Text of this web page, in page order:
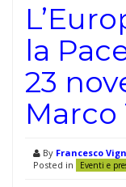
la
23
By Francesco
Posted in
Eventi e